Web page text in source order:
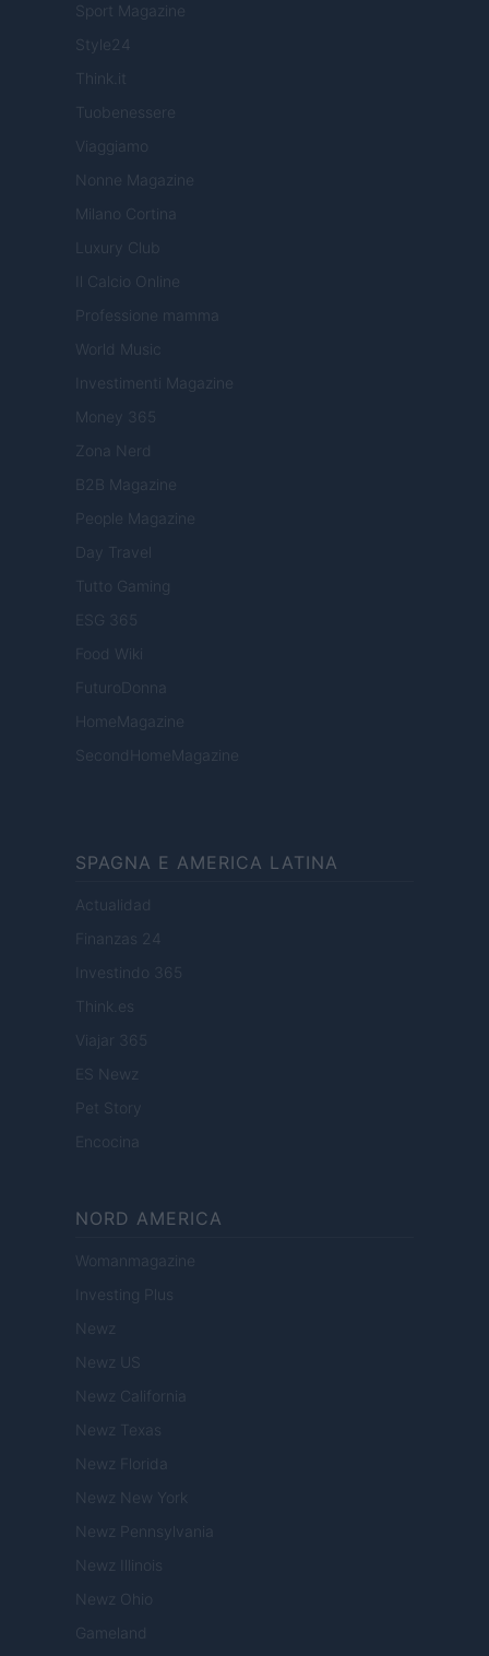
Sport Magazine
Style24
Think.it
Tuobenessere
Viaggiamo
Nonne Magazine
Milano Cortina
Luxury Club
Il Calcio Online
Professione mamma
World Music
Investimenti Magazine
Money 365
Zona Nerd
B2B Magazine
People Magazine
Day Travel
Tutto Gaming
ESG 365
Food Wiki
FuturoDonna
HomeMagazine
SecondHomeMagazine
SPAGNA E AMERICA LATINA
Actualidad
Finanzas 24
Investindo 365
Think.es
Viajar 365
ES Newz
Pet Story
Encocina
NORD AMERICA
Womanmagazine
Investing Plus
Newz
Newz US
Newz California
Newz Texas
Newz Florida
Newz New York
Newz Pennsylvania
Newz Illinois
Newz Ohio
Gameland